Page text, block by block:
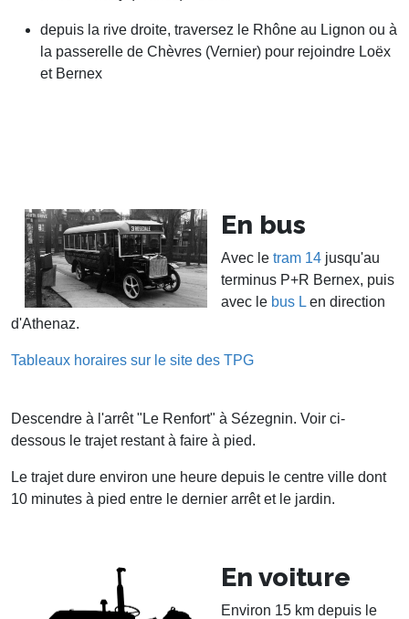
depuis la rive droite, traversez le Rhône au Lignon ou à
la passerelle de Chèvres (Vernier) pour rejoindre Loëx
et Bernex
En bus
Avec le tram 14 jusqu'au
terminus P+R Bernex, puis
avec le bus L en direction
d'Athenaz.
Tableaux horaires sur le site des TPG
Descendre à l'arrêt "Le Renfort" à Sézegnin. Voir ci-
dessous le trajet restant à faire à pied.
Le trajet dure environ une heure depuis le centre ville dont
10 minutes à pied entre le dernier arrêt et le jardin.
En voiture
Environ 15 km depuis le